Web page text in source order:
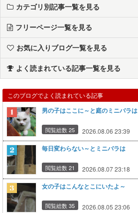
カテゴリ別記事一覧を見る
フリーページ一覧を見る
お気に入りブログ一覧を見る
よく読まれている記事一覧を見る
このブログでよく読まれている記事
男の子はここに～と庭のミニバラは
閲覧総数 25 2026.08.06 23:39
毎日変わらない～とミニバラは
閲覧総数 21 2026.08.07 23:18
女の子はこんなとこにいたよ～
閲覧総数 35 2026.08.05 23:06